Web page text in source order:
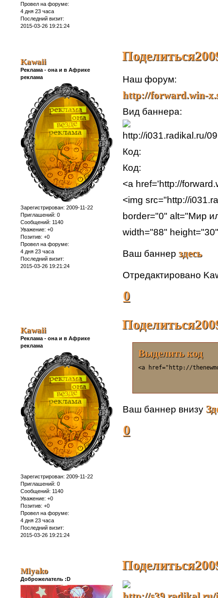
Провел на форуме:
4 дня 23 часа
Последний визит:
2015-03-26 19:21:24
Поделиться
Kawaii
Реклама - она и в Африке
реклама
Зарегистрирован: 2009-11-22
Приглашений: 0
Сообщений: 1140
Уважение: +0
Позитив: +0
Провел на форуме:
4 дня 23 часа
Последний визит:
2015-03-26 19:21:24
Наш форум:
http://forward.win-
Вид баннера:
Код:
Код:
<a href='http://
<img src="http://
border="0" alt="Мир
width="88"
Ваш баннерздесь
Отредактировано
0
Поделиться
Kawaii
Реклама - она и в Африке
реклама
Зарегистрирован: 2009-11-22
Приглашений: 0
Сообщений: 1140
Уважение: +0
Позитив: +0
Провел на форуме:
4 дня 23 часа
Последний визит:
2015-03-26 19:21:24
Выделить код
<a href="http://
Ваш баннер внизу
0
Поделиться
Miyako
Доброжелатель :D